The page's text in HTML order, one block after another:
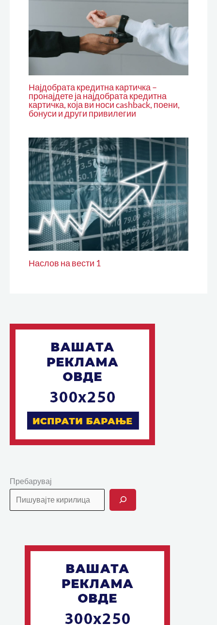
Најдобрата кредитна картичка –
пронајдете ја најдобрата кредитна
картичка, која ви носи cashback, поени,
бонуси и други привилегии
Наслов на вести 1
Пребарувај